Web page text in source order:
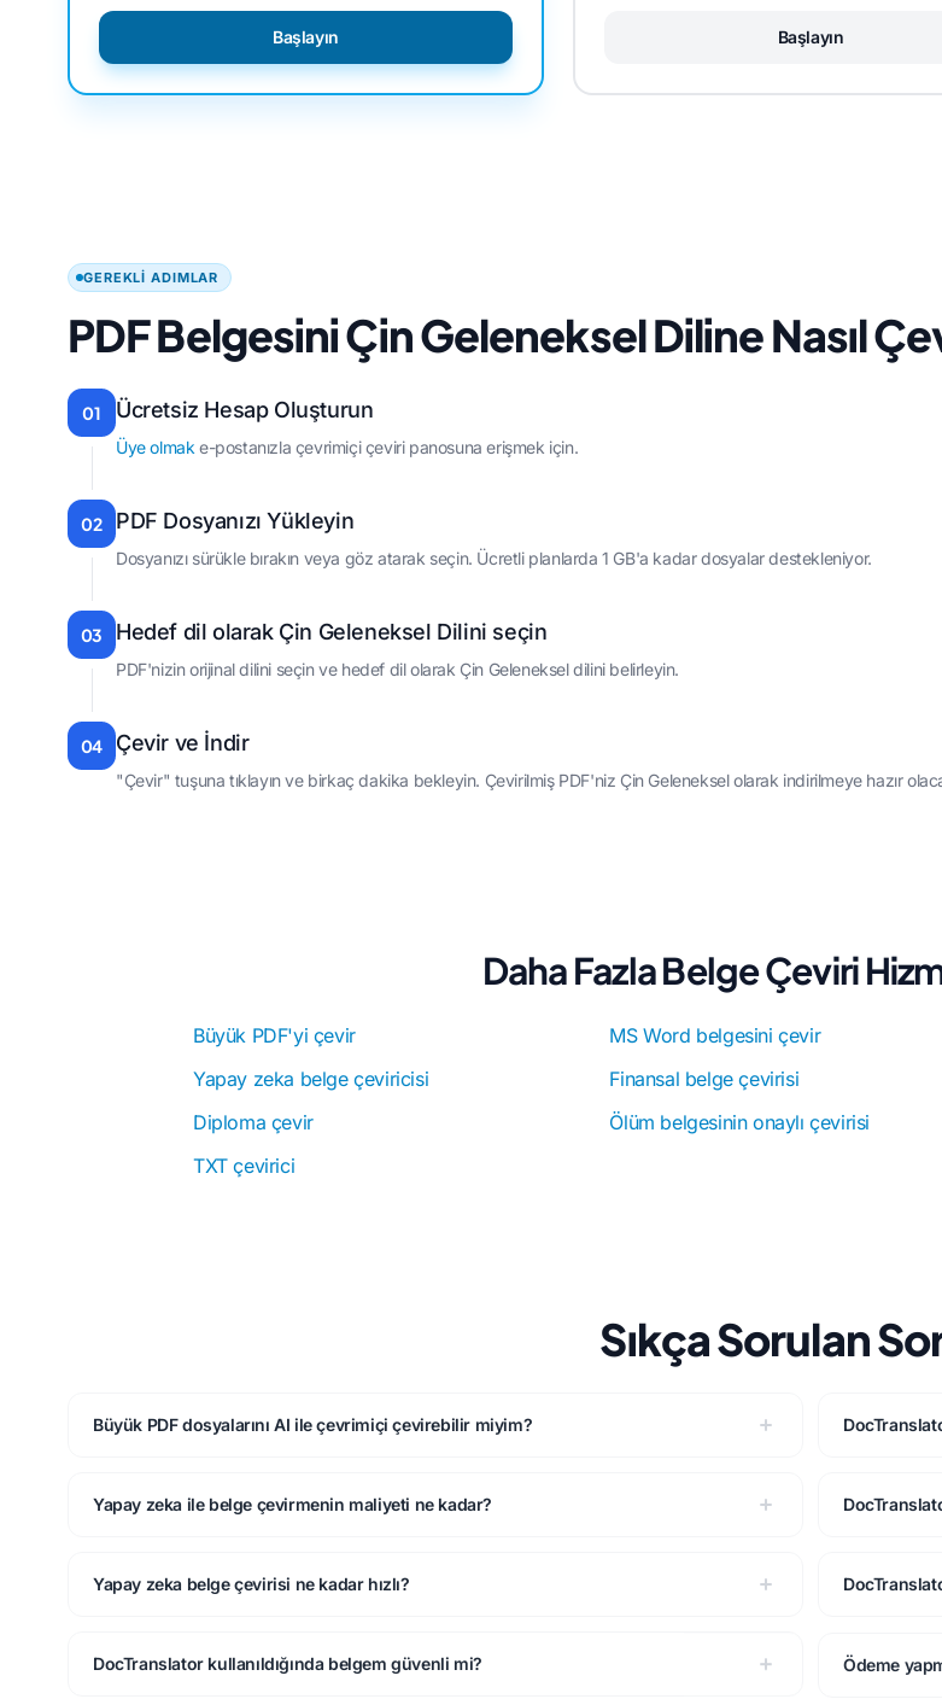
Başlayın Başlayın
GEREKLI ADIMLAR
PDF Belgesini Çin Geleneksel Diline Nasıl
01 Ücretsiz Hesap Oluşturun
Üye olmak e-postanızla çevrimiçi çeviri panosuna erişmek için.
02 PDF Dosyanızı Yükleyin
Dosyanızı sürükle bırakın veya göz atarak seçin. Ücretli planlarda 1 GB'a kadar dosyalar destekleniyor.
03 Hedef dil olarak Çin Geleneksel Dilini seçin
PDF'nizin orijinal dilini seçin ve hedef dil olarak Çin Geleneksel dilini belirleyin.
04 Çevir ve İndir
"Çevir" tuşuna tıklayın ve birkaç dakika bekleyin. Çevirilmiş PDF'niz Çin Geleneksel olarak indirilmeye hazır
Daha Fazla Belge Çeviri
Büyük PDF'yi çevir MS Word belgesini çevir
Yapay zeka belge çeviricisi
Finansal belge çevirisi
Diploma çevir
Ölüm belgesinin onaylı çevirisi
TXT çevirici
Sıkça Sorulan
Büyük PDF dosyalarını AI ile çevrimiçi çevirebilir miyim?
Yapay zeka ile belge çevirmenin maliyeti ne kadar?
Yapay zeka belge çevirisi ne kadar hızlı?
DocTranslator kullanıldığında belgem güvenli mi? Ödeme